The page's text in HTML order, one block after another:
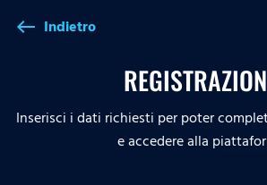
west Indietro
Inserisci i dati richiesti per poter
e accedere alla